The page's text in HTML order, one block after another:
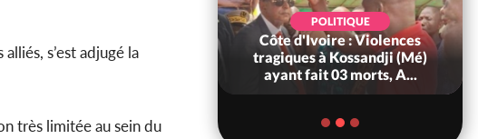
s’est adjugé la
très limitée au sein du
Amadou Oury Bah admire le
POLITIQUE
Côte d'Ivoire : Violences
tragiques à Kossandji (Mé)
ayant fait 03 morts, A...